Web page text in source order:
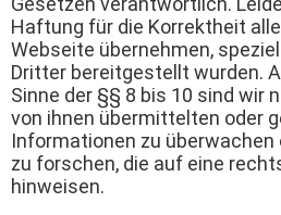
Haftung für die Korrektheit
Webseite übernehmen,
Dritter bereitgestellt wurden.
Sinne der §§ 8 bis 10 sind wir
von ihnen übermittelten oder
Informationen zu überwachen
zu forschen, die auf eine
hinweisen.